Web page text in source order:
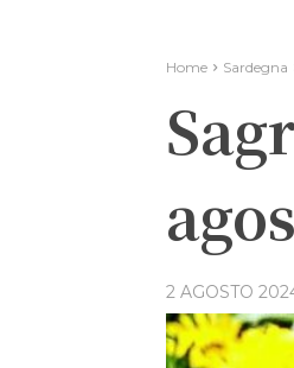
Home Sardegna
2 AGOSTO